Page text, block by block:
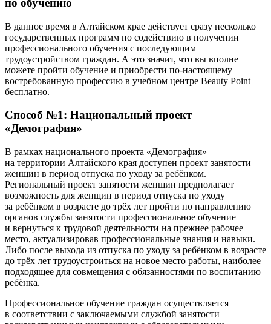
по обучению
В данное время в Алтайском крае действует сразу несколько
государственных программ по содействию в получении
профессионального обучения с последующим
трудоустройством граждан. А это значит, что вы вполне
можете пройти обучение и приобрести по-настоящему
востребованную профессию в учебном центре Beauty Point
бесплатно.
Способ №1: Национальный проект
«Демография»
В рамках национального проекта «Демография»
на территории Алтайского края доступен проект занятости
женщин в период отпуска по уходу за ребёнком.
Региональный проект занятости женщин предполагает
возможность для женщин в период отпуска по уходу
за ребёнком в возрасте до трёх лет пройти по направлению
органов службы занятости профессиональное обучение
и вернуться к трудовой деятельности на прежнее рабочее
место, актуализировав профессиональные знания и навыки.
Либо после выхода из отпуска по уходу за ребёнком в возрасте
до трёх лет трудоустроиться на новое место работы, наиболее
подходящее для совмещения с обязанностями по воспитанию
ребёнка.
Профессиональное обучение граждан осуществляется
в соответствии с заключаемыми службой занятости